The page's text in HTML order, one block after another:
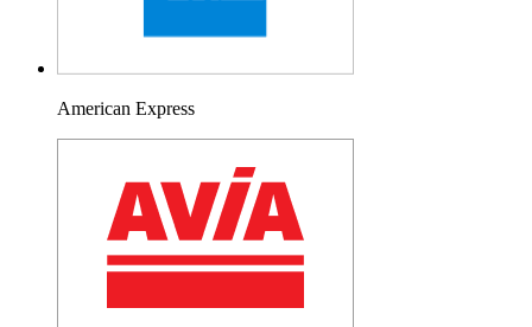
American Express